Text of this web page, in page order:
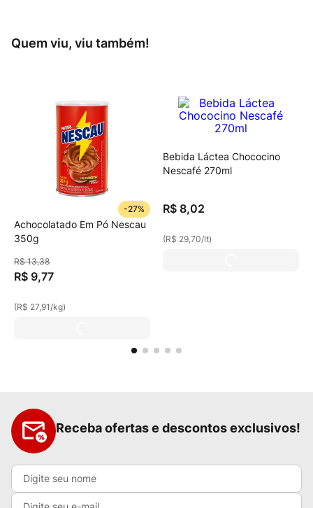
Quem viu, viu também!
-27%
Achocolatado Em Pó Nescau
350g
R$ 13,38
R$ 9,77
(R$ 27,91/kg)
Bebida Láctea Chococino
Nescafé 270ml
R$ 8,02
(R$ 29,70/lt)
Receba ofertas e descontos exclusivos!